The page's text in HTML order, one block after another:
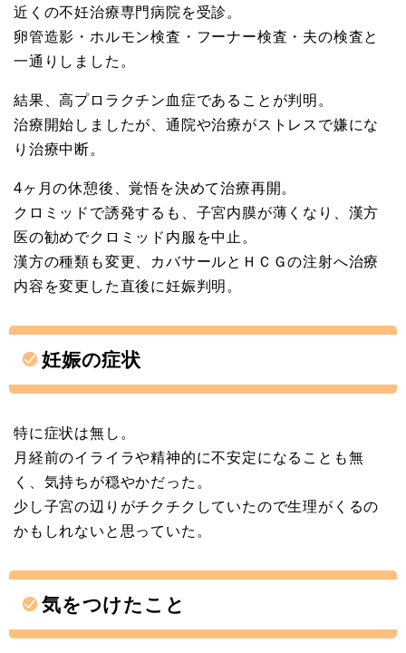
近くの不妊治療専門病院を受診。
卵管造影・ホルモン検査・フーナー検査・夫の検査と
一通りしました。
結果、高プロラクチン血症であることが判明。
治療開始しましたが、通院や治療がストレスで嫌にな
り治療中断。
4ヶ月の休憩後、覚悟を決めて治療再開。
クロミッドで誘発するも、子宮内膜が薄くなり、漢方
医の勧めでクロミッド内服を中止。
漢方の種類も変更、カバサールとＨＣＧの注射へ治療
内容を変更した直後に妊娠判明。
妊娠の症状
特に症状は無し。
月経前のイライラや精神的に不安定になることも無
く、気持ちが穏やかだった。
少し子宮の辺りがチクチクしていたので生理がくるの
かもしれないと思っていた。
気をつけたこと